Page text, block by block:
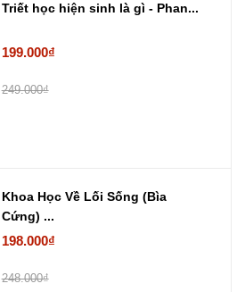
Triết học hiện sinh là gì - Phan...
199.000₫
249.000₫
Khoa Học Về Lối Sống (Bìa
Cứng) ...
198.000₫
248.000₫